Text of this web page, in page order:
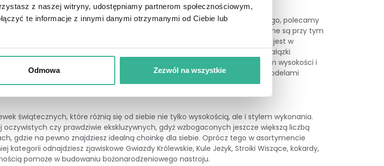
z naszej witryny, udostępniamy partnerom społecznościowym,
te informacje z innymi danymi otrzymanymi od Ciebie lub
Odmowa Zezwól na wszystkie
pasowały do mieszkania, domu czy choćby biura lub punktu usługowego, polecamy
i wyraźnie zaznaczony, a gałązki rozpoczynają się nieco wyżej. Te zewnętrzne są przy tym
a choinkę zagęszczają
Wariant Dakota Mix PE dostępny jest w
, czyli drzewko o charakterystycznym, strzelistym kształcie. W opcji tej gałązki
kawałek drewnianego pniaka. Nasz Świerk Alpejski ma od 60 do 180 cm wysokości i
ofercie drzewek na pniu , czyli piękna choinka inspirowana
modelami
świątecznych, które różnią się od siebie nie tylko wysokością, ale i stylem wykonania.
czy prawdziwie ekskluzywnych, gdyż wzbogaconych jeszcze większą liczbą
gdzie na pewno znajdziesz idealną choinkę dla siebie. Oprócz tego w asortymencie
kategorii odnajdziesz zjawiskowe Gwiazdy Królewskie, Kule Jeżyk, Stroiki Wiszące, kokardy,
pomoże w budowaniu bożonarodzeniowego nastroju.